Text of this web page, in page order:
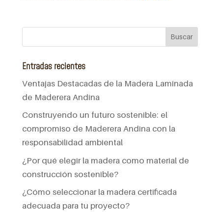
Entradas recientes
Ventajas Destacadas de la Madera Laminada
de Maderera Andina
Construyendo un futuro sostenible: el
compromiso de Maderera Andina con la
responsabilidad ambiental
¿Por qué elegir la madera como material de
construcción sostenible?
¿Cómo seleccionar la madera certificada
adecuada para tu proyecto?